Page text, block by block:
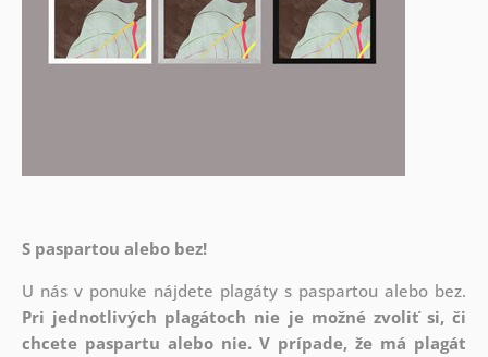
S paspartou alebo bez!
U nás v ponuke nájdete plagáty s paspartou alebo bez.
Pri jednotlivých plagátoch nie je možné zvoliť si, či
chcete paspartu alebo nie. V prípade, že má plagát